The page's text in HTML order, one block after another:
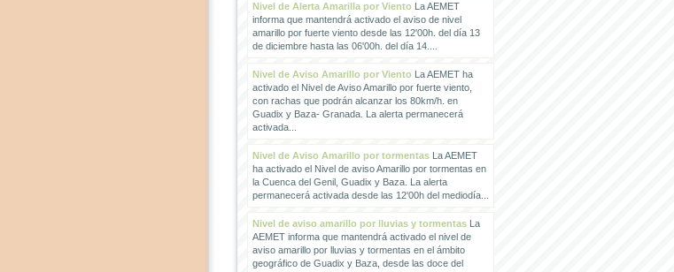
Nivel de Alerta Amarilla por VientoLa AEMET
informa que mantendrá activado el aviso de nivel
amarillo por fuerte viento desde las 12'00h. del día 13
de diciembre hasta las 06'00h. del día 14....
Nivel de Aviso Amarillo por VientoLa AEMET ha
activado el Nivel de Aviso Amarillo por fuerte viento,
con rachas que podrán alcanzar los 80km/h. en
Guadix y Baza- Granada. La alerta permanecerá
activada...
Nivel de Aviso Amarillo por tormentasLa AEMET
ha activado el Nivel de aviso Amarillo por tormentas en
la Cuenca del Genil, Guadix y Baza. La alerta
permanecerá activada desde las 12'00h del mediodía...
Nivel de aviso amarillo por lluvias y tormentasLa
AEMET informa que mantendrá activado el nivel de
aviso amarillo por lluvias y tormentas en el ámbito
geográfico de Guadix y Baza, desde las doce del